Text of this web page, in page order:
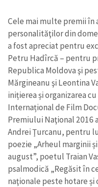
Cele mai multe premii în
personalităţilor din
a fost apreciat pentru
Petru Hadîrcă – pentru
Republica Moldova şi
Mărgineanu şi Leontina
inițierea și organizarea
Internațional de Film
Premiului Naţional 2016
Andrei Ţurcanu, pentru
poezie „Arheul marginii
august”, poetul Traian
psalmodică „Regăsit în
naţionale peste hotare